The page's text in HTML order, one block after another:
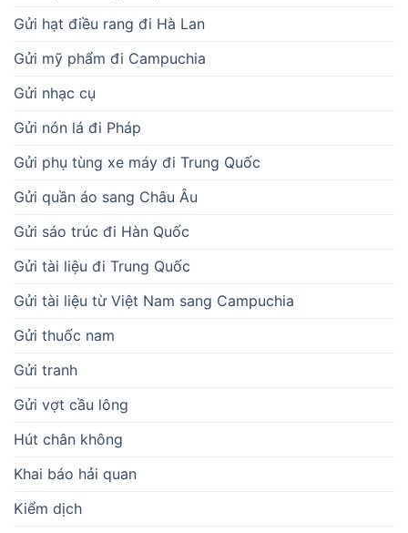
Gửi hạt điều rang đi Hà Lan
Gửi mỹ phẩm đi Campuchia
Gửi nhạc cụ
Gửi nón lá đi Pháp
Gửi phụ tùng xe máy đi Trung Quốc
Gửi quần áo sang Châu Âu
Gửi sáo trúc đi Hàn Quốc
Gửi tài liệu đi Trung Quốc
Gửi tài liệu từ Việt Nam sang Campuchia
Gửi thuốc nam
Gửi tranh
Gửi vợt cầu lông
Hút chân không
Khai báo hải quan
Kiểm dịch